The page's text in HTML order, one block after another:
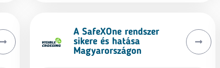
A SafeXOne rendszer
sikere és hatása
Magyarországon